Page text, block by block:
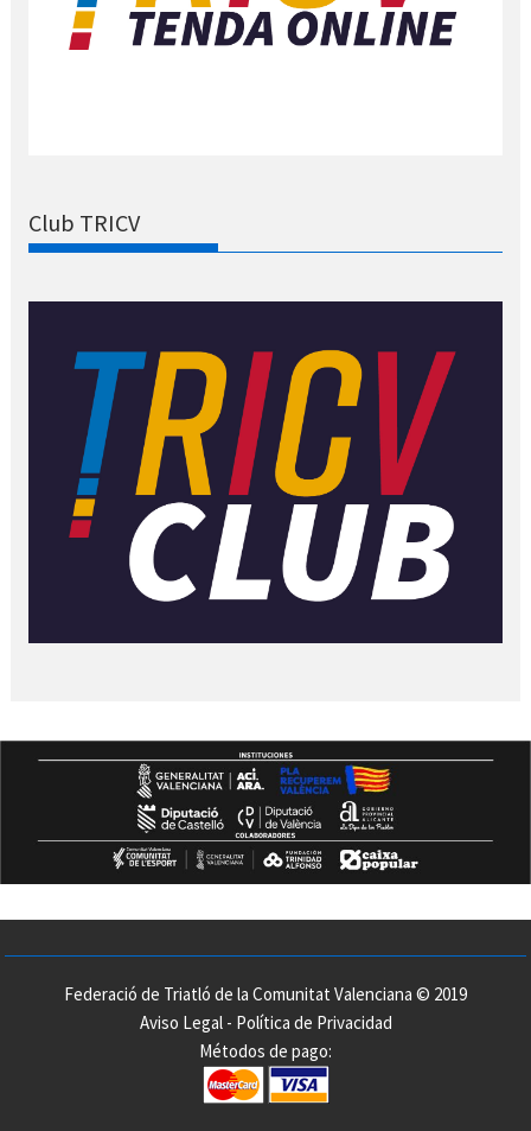
Club TRICV
Federació de Triatló de la Comunitat Valenciana © 2019
Aviso Legal- Política de Privacidad
Métodos de pago: